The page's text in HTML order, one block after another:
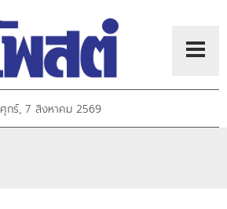
ศุกร์, 7 สิงหาคม 2569